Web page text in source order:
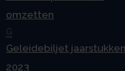
omzetten
G
Geleidebiljet jaarstukken
2023